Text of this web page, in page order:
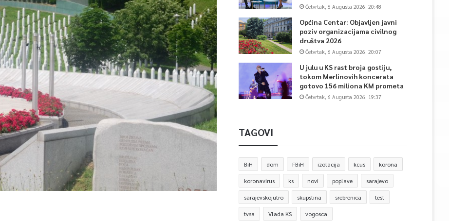
Četvrtak, 6 Augusta 2026, 20:48
Općina Centar: Objavljen javni
poziv organizacijama civilnog
društva 2026
Četvrtak, 6 Augusta 2026, 20:07
U julu u KS rast broja gostiju,
tokom Merlinovih koncerata
gotovo 156 miliona KM prometa
Četvrtak, 6 Augusta 2026, 19:37
TAGOVI
BiH dom FBiH izolacija kcus korona
koronavirus ks novi poplave sarajevo
sarajevskojutro skupstina srebrenica test
tvsa Vlada KS vogosca